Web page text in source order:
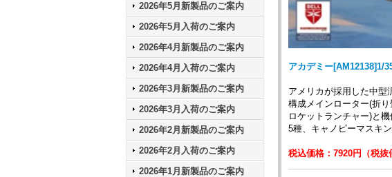
2026年5月新製品のご案内
2026年5月入荷のご案内
2026年4月新製品のご案内
2026年4月入荷のご案内
2026年3月新製品のご案内
2026年3月入荷のご案内
2026年2月新製品のご案内
2026年2月入荷のご案内
2026年1月新製品のご案内
アカデミー[AM12138]1/
アメリカが採用した中型
構成メインローター(折
ロケットランチャー)と
5種、キャノピーマスキ
税込価格：7920円（税